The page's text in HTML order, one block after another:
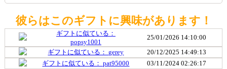
彼らはこのギフトに興味があります！
ギフトに似ている：
popsy1001
25/01/2026 14:10:00
ギフトに似ている： gerey
20/12/2025 14:49:13
ギフトに似ている： pat95000
03/11/2024 02:26:17